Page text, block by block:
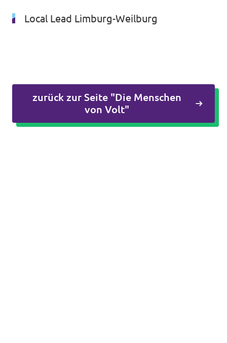
Volt vor Ort in Hessen
Datenschutz
Local Lead Limburg-Weilburg
zurück zur Seite "Die Menschen
von Volt"